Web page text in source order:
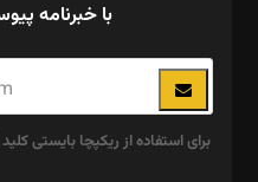
با خبرنامه